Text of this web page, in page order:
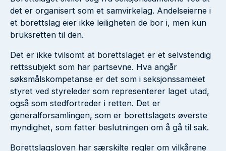
det er organisert som et samvirkelag. Andelseierne i
et borettslag eier ikke leiligheten de bor i, men kun
bruksretten til den.
Det er ikke tvilsomt at borettslaget er et selvstendig
rettssubjekt som har partsevne. Hva angår
søksmålskompetanse er det som i seksjonssameiet
styret ved styreleder som representerer laget utad,
også som stedfortreder i retten. Det er
generalforsamlingen, som er borettslagets øverste
myndighet, som fatter beslutningen om å gå til sak.
Borettslagsloven har særskilte regler om vilkårene